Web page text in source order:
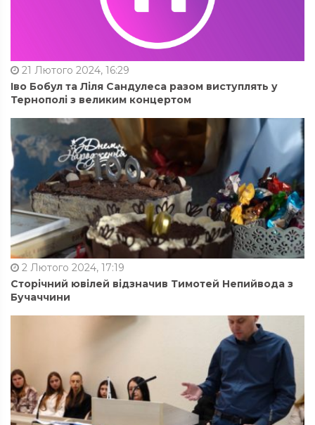
21 Лютого 2024, 16:29
Іво Бобул та Ліля Сандулеса разом виступлять у
Тернополі з великим концертом
2 Лютого 2024, 17:19
Сторічний ювілей відзначив Тимотей Непийвода з
Бучаччини